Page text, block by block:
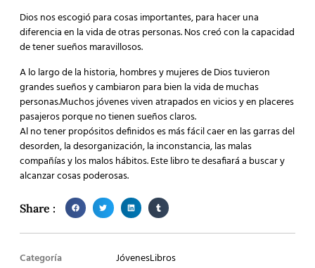
Dios nos escogió para cosas importantes, para hacer una
diferencia en la vida de otras personas. Nos creó con la capacidad
de tener sueños maravillosos.
A lo largo de la historia, hombres y mujeres de Dios tuvieron
grandes sueños y cambiaron para bien la vida de muchas
personas.Muchos jóvenes viven atrapados en vicios y en placeres
pasajeros porque no tienen sueños claros.
Al no tener propósitos definidos es más fácil caer en las garras del
desorden, la desorganización, la inconstancia, las malas
compañías y los malos hábitos. Este libro te desafiará a buscar y
alcanzar cosas poderosas.
Share :
Categoría JóvenesLibros